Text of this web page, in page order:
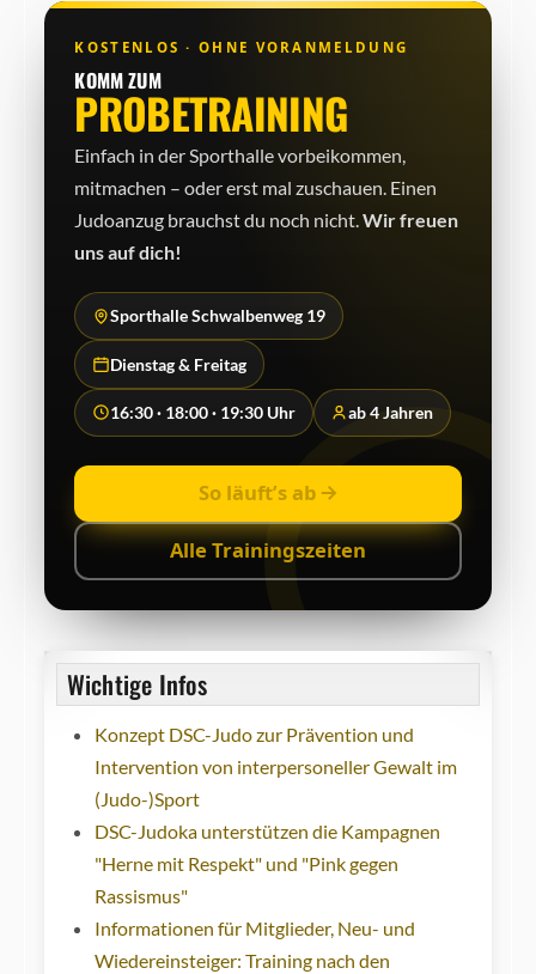
KOSTENLOS · OHNE VORANMELDUNG
KOMM ZUM
PROBETRAINING
Einfach in der Sporthalle vorbeikommen,
mitmachen – oder erst mal zuschauen. Einen
Judo­anzug brauchst du noch nicht.Wir freuen
uns auf dich!
Sporthalle Schwalbenweg 19
Dienstag & Freitag
16:30 · 18:00 · 19:30 Uhr ab 4 Jahren
So läuft’s ab
Alle Trainingszeiten
Wichtige Infos
Konzept DSC-Judo zur Prävention und
Intervention von interpersoneller Gewalt im
(Judo-)Sport
DSC-Judoka unterstützen die Kampagnen
"Herne mit Respekt" und "Pink gegen
Rassismus"
Informationen für Mitglieder, Neu- und
Wiedereinsteiger: Training nach den